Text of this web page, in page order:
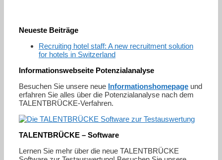
Neueste Beiträge
Recruiting hotel staff: A new recruitment solution
for hotels in Switzerland
Informationswebseite Potenzialanalyse
Besuchen Sie unsere neue Informationshomepage und
erfahren Sie alles über die Potenzialanalyse nach dem
TALENTBRÜCKE-Verfahren.
TALENTBRÜCKE – Software
Lernen Sie mehr über die neue TALENTBRÜCKE